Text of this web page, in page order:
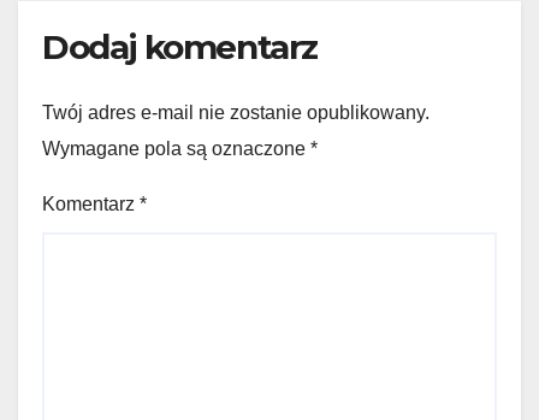
Dodaj komentarz
Twój adres e-mail nie zostanie opublikowany.
Wymagane pola są oznaczone *
Komentarz *